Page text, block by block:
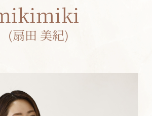
(扇田 美紀)